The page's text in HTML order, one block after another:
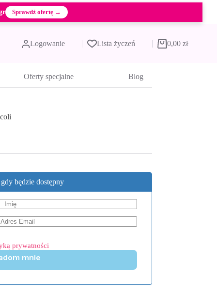
Sprawdź ofertę →
Logowanie Lista życzeń Koszyk
0,00 zł
Oferty specjalne Blog
będzie dostępny
prywatności
mnie